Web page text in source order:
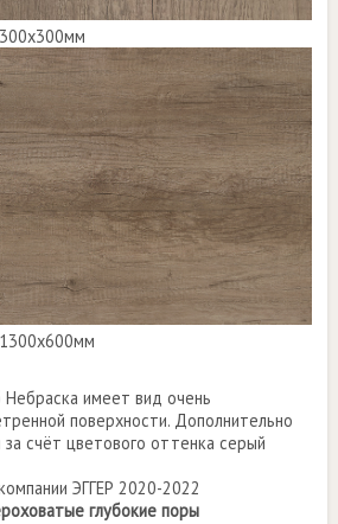
имеет вид очень
поверхности. Дополнительно
счёт цветового оттенка серый
ЭГГЕР 2020-2022
глубокие поры